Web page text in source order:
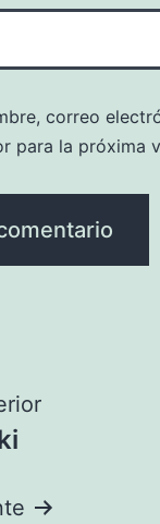
correo
para la próxima